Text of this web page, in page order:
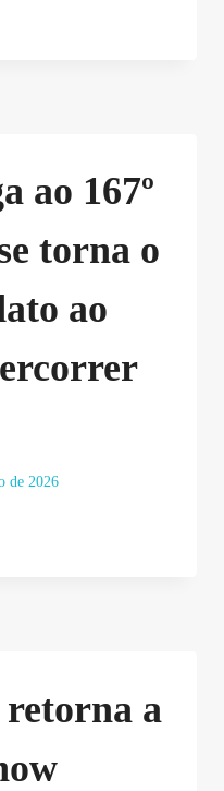
ao 167º
torna o
ao
de 2026
a